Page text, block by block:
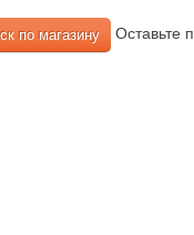
Оставьте